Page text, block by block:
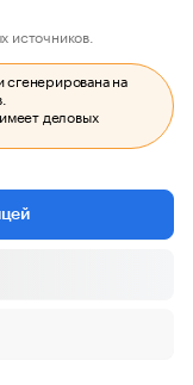
источников.
на
деловых